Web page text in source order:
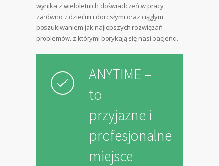
wynika z wieloletnich doświadczeń w pracy
zarówno z dziećmi i dorosłymi oraz ciągłym
poszukiwaniem jak najlepszych rozwiązań
problemów, z którymi borykają się nasi pacjenci.
ANYTIME –
to
przyjazne i
profesjonalne
miejsce